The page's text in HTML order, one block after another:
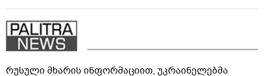
რუსული მხარის ინფორმაციით, უკრაინელებმა